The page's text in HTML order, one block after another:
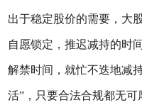
出于稳定股价的需要，大
自愿锁定，推迟减持的时
解禁时间，就忙不迭地减
活”，只要合法合规都无